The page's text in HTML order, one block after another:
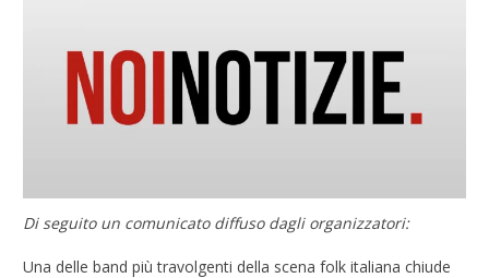
Di seguito un comunicato diffuso dagli organizzatori:
Una delle band più travolgenti della scena folk italiana chiude